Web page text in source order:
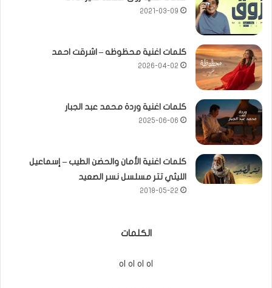
2021-03-09
كلمات اغنية محظوظه – اشرقت احمد
2026-04-02
كلمات اغنية وردة محمد عبد الجبار
2025-06-06
كلمات اغنية الأمان والحضن الطيب – إسماعيل
الليثي تتر مسلسل نسر الصعيد
2018-05-22
الكلمات
اه اه اه اه